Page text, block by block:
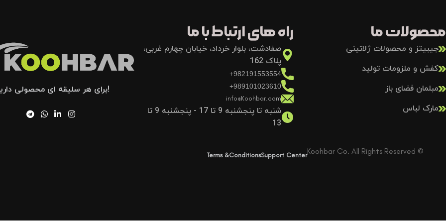
محصولات ما
جیبیتز و محصولات ژلاتینی
کفش و ملزومات تولید
مبلمان فضای باز
مارک لباس
راه های ارتباط با ما
صفادشت، بلوار خرداد، خیابان چهارم غربی،
پلاک 162
982191553554+
989101023610+
info@Koohbar.com
شنبه تا پنجشنبه 9 تا 17 - پنجشنبه 9 تا
13
!برای هر سلیقه ای محصولی
© Koohbar Co. All Rights Reserved
Support Center
Terms &Conditions